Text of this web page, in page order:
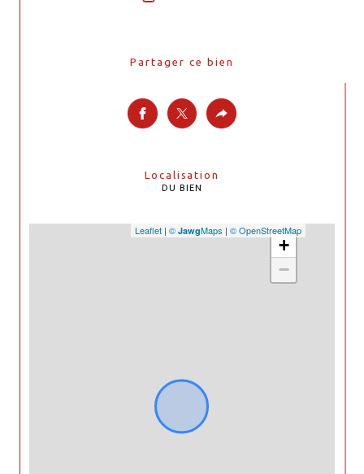
Partager ce bien
Localisation
DU BIEN
+
−
Leaflet | © JawgMaps | © OpenStreetMap